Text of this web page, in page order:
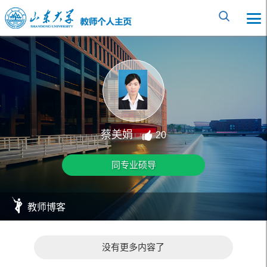
蔡美娟 20
同专业硕导
教师博客
没有更多内容了